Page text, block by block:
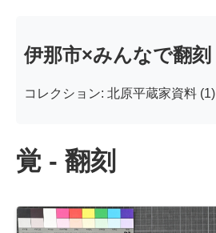
伊那市×みんなで翻刻
コレクション: 北原平蔵家資料 (1)
覚 - 翻刻